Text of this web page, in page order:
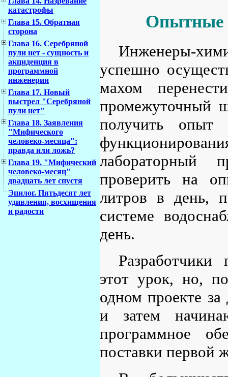
катастрофы
Глава 15. Обратная
сторона
Глава 16. Серебряной
пули нет - сущность и
акциденция в
программной
инженерии
Глава 17. Новый
выстрел "Серебряной
пули нет"
Глава 18. Заявления
"Мифического
человеко-месяца":
правда или ложь?
Глава 19. "Мифический
человеко-месяц"
двадцать лет спустя
Эпилог. Пятьдесят лет
удивления, восхищения
и радости
Опытные
Инженеры-
успешно
махом
промежуточный
получить опыт
лабораторный
проверить на
литров в день,
системе
день.
этот урок, но,
одном проекте
и затем
программное
поставки первой